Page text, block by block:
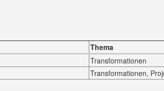
Thema
Transformationen
Transformationen,